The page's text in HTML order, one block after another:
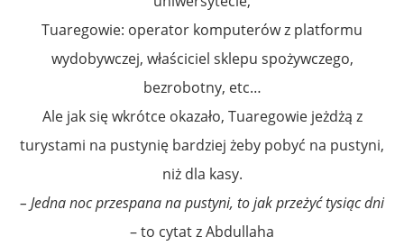
Tuaregowie: operator komputerów z platformu
wydobywczej, właściciel sklepu spożywczego,
bezrobotny, etc…
Ale jak się wkrótce okazało, Tuaregowie jeżdżą z
turystami na pustynię bardziej żeby pobyć na pustyni,
niż dla kasy.
– Jedna noc przespana na pustyni, to jak przeżyć tysiąc dni
– to cytat z Abdullaha